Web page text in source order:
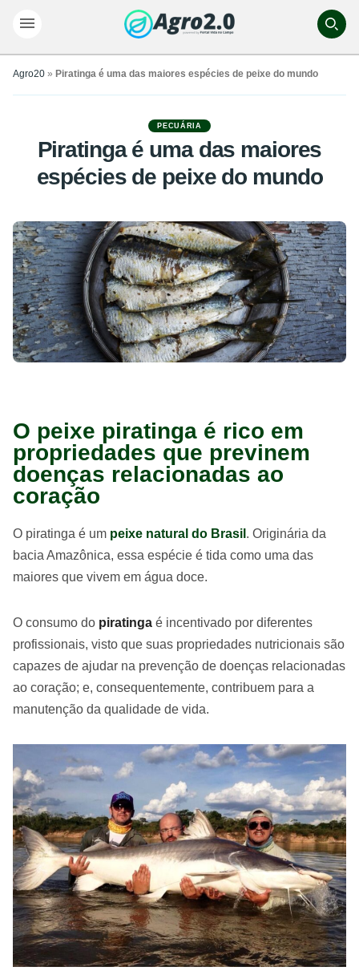
Agro20 » Piratinga é uma das maiores espécies de peixe do mundo
PECUÁRIA
Piratinga é uma das maiores
espécies de peixe do mundo
O peixe piratinga é rico em
propriedades que previnem
doenças relacionadas ao
coração
O piratinga é um peixe natural do Brasil . Originária da
bacia Amazônica, essa espécie é tida como uma das
maiores que vivem em água doce.
O consumo do piratinga é incentivado por diferentes
profissionais, visto que suas propriedades nutricionais são
capazes de ajudar na prevenção de doenças relacionadas
ao coração; e, consequentemente, contribuem para a
manutenção da qualidade de vida.